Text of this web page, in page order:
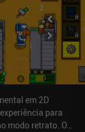
em 2D
para
modo retrato. O